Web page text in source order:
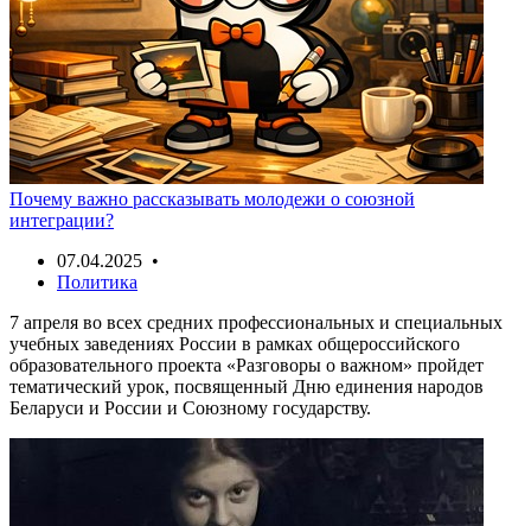
Почему важно рассказывать молодежи о союзной
интеграции?
07.04.2025 •
Политика
7 апреля во всех средних профессиональных и специальных
учебных заведениях России в рамках общероссийского
образовательного проекта «Разговоры о важном» пройдет
тематический урок, посвященный Дню единения народов
Беларуси и России и Союзному государству.